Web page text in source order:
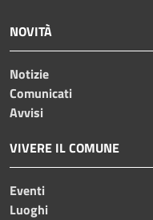
NOVITÀ
Notizie
Comunicati
Avvisi
VIVERE IL COMUNE
Eventi
Luoghi